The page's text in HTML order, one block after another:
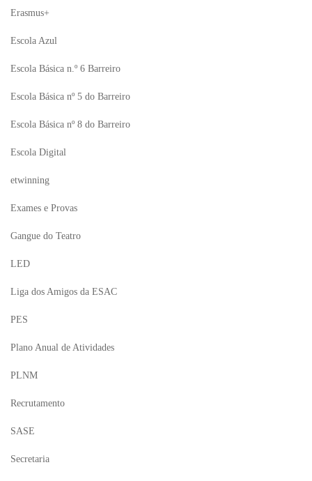
Erasmus+
Escola Azul
Escola Básica n.º 6 Barreiro
Escola Básica nº 5 do Barreiro
Escola Básica nº 8 do Barreiro
Escola Digital
etwinning
Exames e Provas
Gangue do Teatro
LED
Liga dos Amigos da ESAC
PES
Plano Anual de Atividades
PLNM
Recrutamento
SASE
Secretaria